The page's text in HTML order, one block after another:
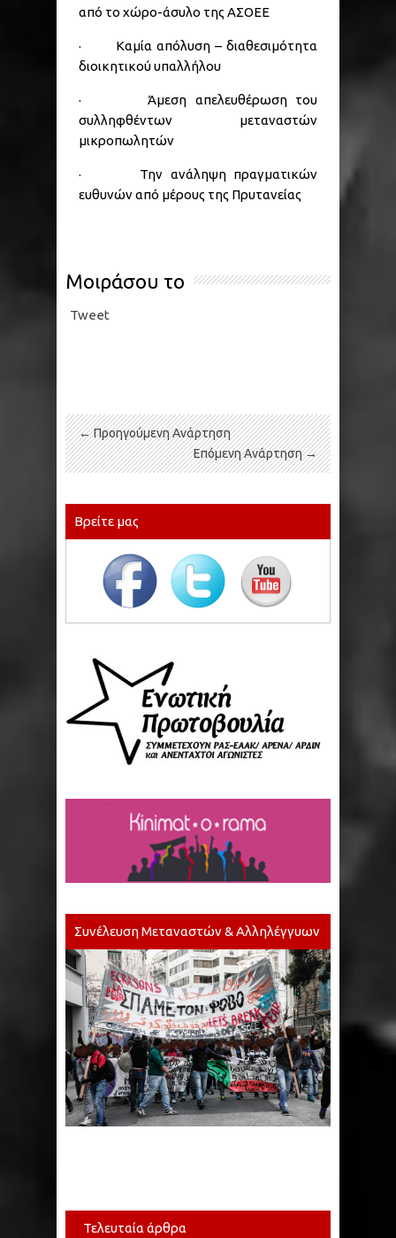
από το χώρο-άσυλο της ΑΣΟΕΕ
· Καμία απόλυση – διαθεσιμότητα
διοικητικού υπαλλήλου
· Άμεση απελευθέρωση του
συλληφθέντων μεταναστών
μικροπωλητών
· Την ανάληψη πραγματικών
ευθυνών από μέρους της Πρυτανείας
Μοιράσου το
Tweet
← Προηγούμενη Ανάρτηση
Επόμενη Ανάρτηση →
Βρείτε μας
Συνέλευση Μεταναστών & Αλληλέγγυων
Τελευταία άρθρα